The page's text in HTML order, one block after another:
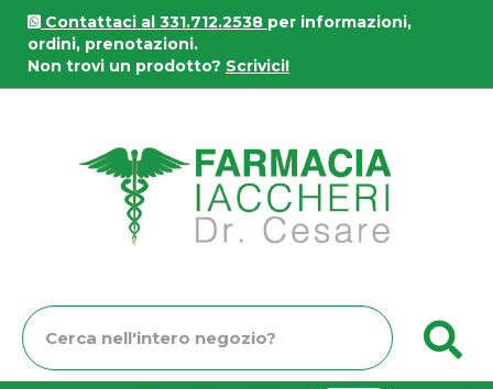
Passa
contenuto
principale
Contattaci al 331.712.2538 per informazioni,
ordini, prenotazioni.
Non trovi un prodotto? Scrivici!
Cerca
Prodotto